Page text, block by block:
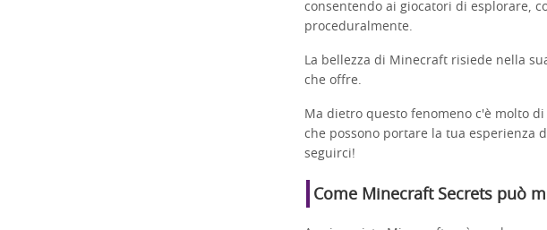
consentendo ai giocatori di esplorare,
proceduralmente.
La bellezza di Minecraft risiede nella
che offre.
Ma dietro questo fenomeno c'è molto
che possono portare la tua esperienza
seguirci!
Come Minecraft Secrets può